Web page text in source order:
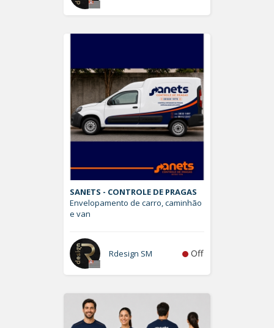
SANETS - CONTROLE DE PRAGAS
Envelopamento de carro, caminhão
e van
Rdesign SM Off